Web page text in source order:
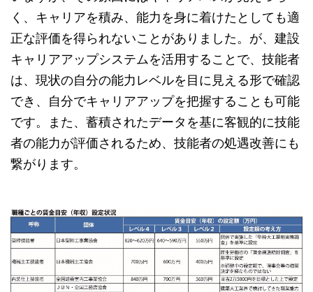
く、キャリアを積み、能力を身に着けたとしても適
正な評価を得られないことがありました。が、建設
キャリアアップシステムを活用することで、技能者
は、現状の自分の能力レベルを目に見える形で確認
でき、自分でキャリアアップを把握することも可能
です。また、蓄積されたデータを基に客観的に技能
者の能力が評価されるため、技能者の処遇改善にも
繋がります。